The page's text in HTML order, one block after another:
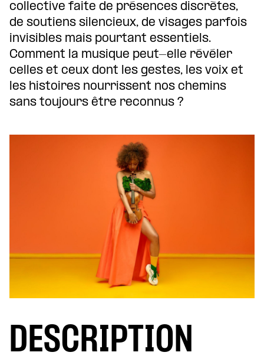
collective faite de présences discrètes,
de soutiens silencieux, de visages parfois
invisibles mais pourtant essentiels.
Comment la musique peut-elle révéler
celles et ceux dont les gestes, les voix et
les histoires nourrissent nos chemins
sans toujours être reconnus ?
DESCRIPTION